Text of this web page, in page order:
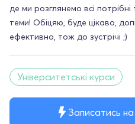
Записатись
де ми розглянемо всі
теми! Обіцяю, буде цікаво,
ефективно, тож до зустрічі ;)
Університетські курси